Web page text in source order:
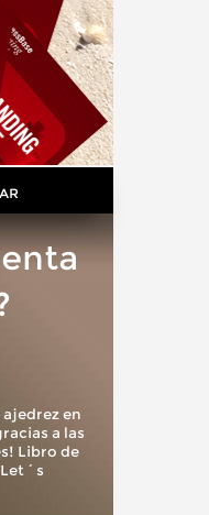
en
a las
Libro de